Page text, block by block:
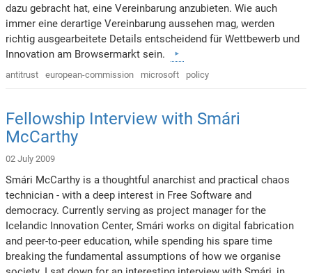
dazu gebracht hat, eine Vereinbarung anzubieten. Wie auch
immer eine derartige Vereinbarung aussehen mag, werden
richtig ausgearbeitete Details entscheidend für Wettbewerb und
Innovation am Browsermarkt sein.
antitrust european-commission microsoft policy
Fellowship Interview with Smári
McCarthy
02 July 2009
Smári McCarthy is a thoughtful anarchist and practical chaos
technician - with a deep interest in Free Software and
democracy. Currently serving as project manager for the
Icelandic Innovation Center, Smári works on digital fabrication
and peer-to-peer education, while spending his spare time
breaking the fundamental assumptions of how we organise